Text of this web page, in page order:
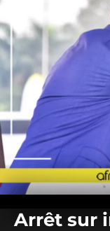
seconds
Arrêt sur